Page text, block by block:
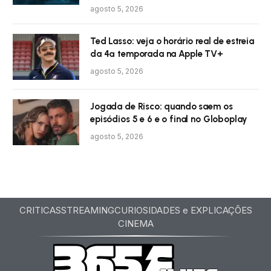
agosto 5, 2026
Ted Lasso: veja o horário real de estreia
da 4ª temporada na Apple TV+
agosto 5, 2026
Jogada de Risco: quando saem os
episódios 5 e 6 e o final no Globoplay
agosto 5, 2026
CRITICASSTREAMINGCURIOSIDADES e EXPLICAÇÕES
CINEMA